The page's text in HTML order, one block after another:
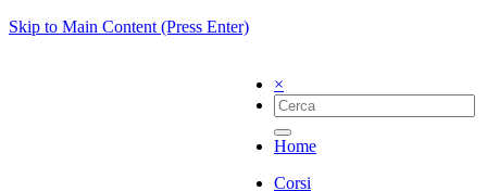
Skip to Main Content (Press Enter)
×
Home
Corsi